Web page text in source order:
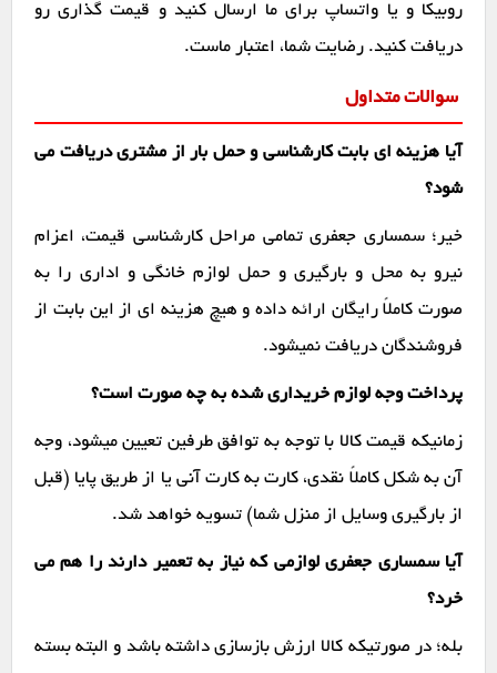
روبیکا و یا واتساپ برای ما ارسال کنید و قیمت گذاری رو
دریافت کنید. رضایت شما، اعتبار ماست.
سوالات متداول
آیا هزینه ای بابت کارشناسی و حمل بار از مشتری دریافت می
شود؟
خیر؛ سمساری جعفری تمامی مراحل کارشناسی قیمت، اعزام
نیرو به محل و بارگیری و حمل لوازم خانگی و اداری را به
صورت کاملاً رایگان ارائه داده و هیچ هزینه ای از این بابت از
فروشندگان دریافت نمیشود.
پرداخت وجه لوازم خریداری شده به چه صورت است؟
زمانیکه قیمت کالا با توجه به توافق طرفین تعیین میشود، وجه
آن به شکل کاملاً نقدی، کارت به کارت آنی یا از طریق پایا (قبل
از بارگیری وسایل از منزل شما) تسویه خواهد شد.
آیا سمساری جعفری لوازمی که نیاز به تعمیر دارند را هم می
خرد؟
بله؛ در صورتیکه کالا ارزش بازسازی داشته باشد و البته بسته